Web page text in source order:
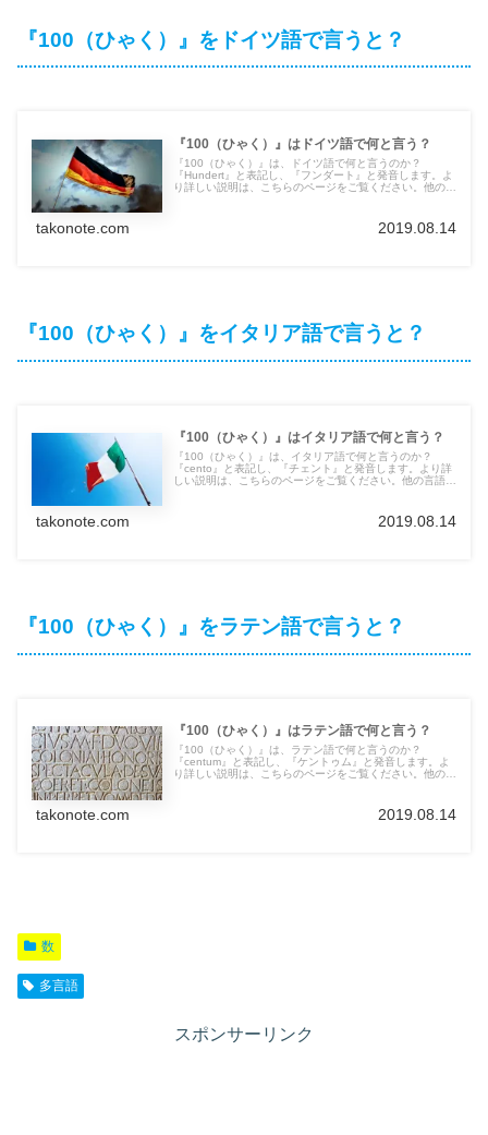
『100（ひゃく）』をドイツ語で言うと？
『100（ひゃく）』はドイツ語で何と言う？
『100（ひゃく）』は、ドイツ語で何と言うのか？
『Hundert』と表記し、『フンダート』と発音します。よ
り詳しい説明は、こちらのページをご覧ください。他の言
takonote.com 2019.08.14
『100（ひゃく）』をイタリア語で言うと？
『100（ひゃく）』はイタリア語で何と言う？
『100（ひゃく）』は、イタリア語で何と言うのか？
『cento』と表記し、『チェント』と発音します。より詳
しい説明は、こちらのページをご覧ください。他の言語の
takonote.com 2019.08.14
『100（ひゃく）』をラテン語で言うと？
『100（ひゃく）』はラテン語で何と言う？
『100（ひゃく）』は、ラテン語で何と言うのか？
『centum』と表記し、『ケントゥム』と発音します。よ
り詳しい説明は、こちらのページをご覧ください。他の言
takonote.com 2019.08.14
数
多言語
スポンサーリンク